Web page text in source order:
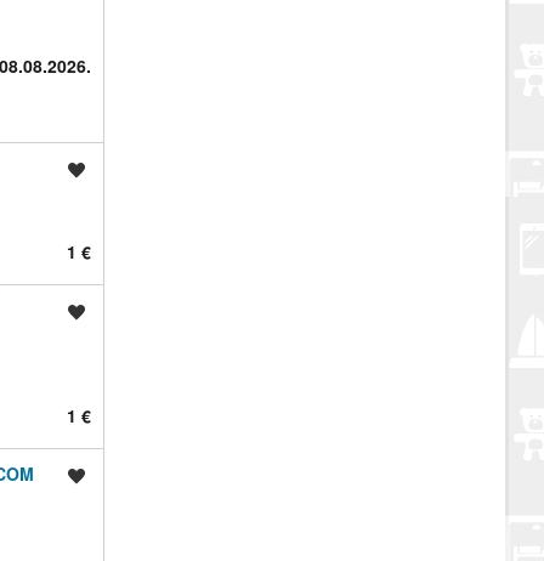
08.08.2026.
1 €
1 €